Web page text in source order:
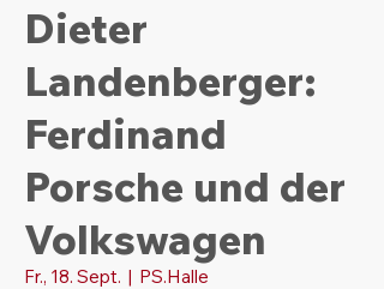
Dieter
Landenberger:
Ferdinand
Porsche und der
Volkswagen
Fr., 18. Sept.
  |
PS.Halle